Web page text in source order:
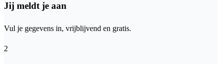
Jij meldt je aan
Vul je gegevens in, vrijblijvend en gratis.
2